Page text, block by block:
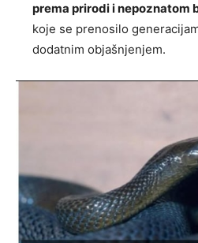
prema prirodi i nepoznatom
koje se prenosilo
dodatnim objašnjenjem.